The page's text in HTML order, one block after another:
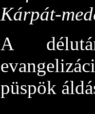
Kárpát-
A
püspök